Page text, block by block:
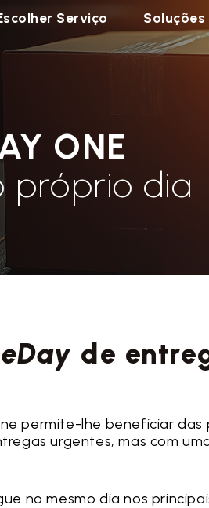
Serviço
ONE
próprio dia
de
permite-lhe beneficiar
urgentes, mas com
no mesmo dia nos